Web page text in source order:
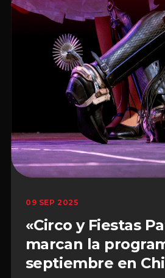
09 SEP 2025
«Circo y Fiestas
marcan la
septiembre en